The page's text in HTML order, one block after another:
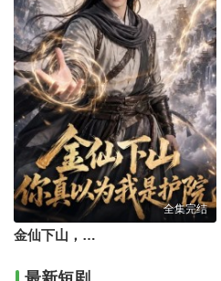
全集完结
金仙下山，你真以为我是护院